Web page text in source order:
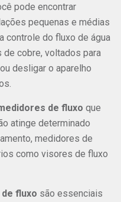
pode encontrar
pequenas e médias
controle do fluxo de água
cobre, voltados para
desligar o aparelho
de fluxo que
atinge determinado
medidores de
como visores de fluxo
fluxo são essenciais